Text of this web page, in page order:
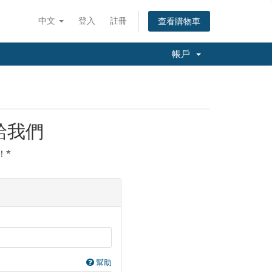
中文 登入 註冊 查看購物車
帳戶
我們
*
幫助